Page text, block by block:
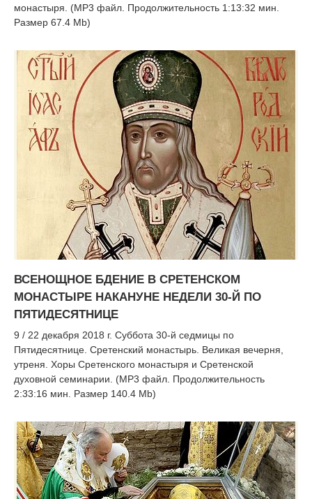
монастыря. (MP3 файл. Продолжительность 1:13:32 мин.
Размер 67.4 Mb)
ВСЕНОЩНОЕ БДЕНИЕ В СРЕТЕНСКОМ
МОНАСТЫРЕ НАКАНУНЕ НЕДЕЛИ 30-Й ПО
ПЯТИДЕСЯТНИЦЕ
9 / 22 декабря 2018 г. Суббота 30-й седмицы по
Пятидесятнице. Сретенский монастырь. Великая вечерня,
утреня. Хоры Сретенского монастыря и Сретенской
духовной семинарии. (MP3 файл. Продолжительность
2:33:16 мин. Размер 140.4 Mb)